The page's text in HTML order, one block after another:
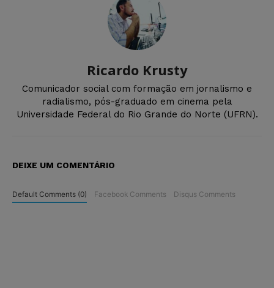
Ricardo Krusty
Comunicador social com formação em jornalismo e
radialismo, pós-graduado em cinema pela
Universidade Federal do Rio Grande do Norte (UFRN).
DEIXE UM COMENTÁRIO
Default Comments (0) Facebook Comments Disqus Comments